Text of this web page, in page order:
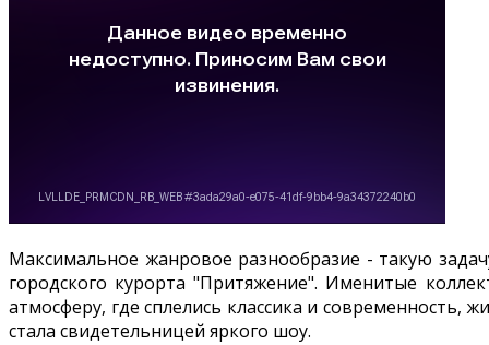
Максимальное жанровое разнообразие - такую
городского курорта "Притяжение". Именитые
атмосферу, где сплелись классика и современность,
стала свидетельницей яркого шоу.